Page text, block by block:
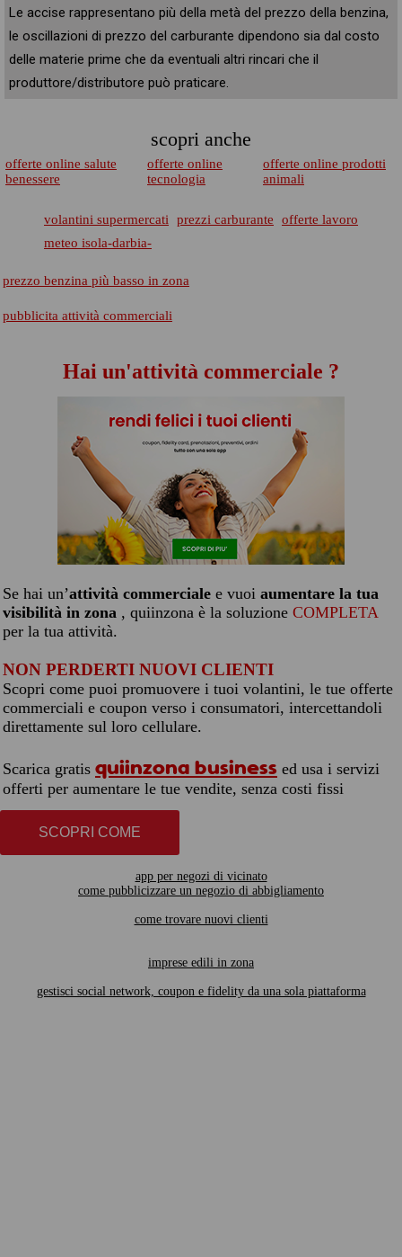
Le accise rappresentano più della metà del prezzo della benzina,
le oscillazioni di prezzo del carburante dipendono sia dal costo
delle materie prime che da eventuali altri rincari che il
produttore/distributore può praticare.
scopri anche
offerte online salute
benessere
offerte online
tecnologia
offerte online prodotti
animali
volantini supermercati prezzi carburante
offerte lavoro
meteo isola-darbia-
prezzo benzina più basso in zona
pubblicita attività commerciali
Hai un'attività commerciale ?
Se hai un’attività commerciale e vuoi aumentare la tua
visibilità in zona , quiinzona è la soluzione COMPLETA
per la tua attività.
NON PERDERTI NUOVI CLIENTI
Scopri come puoi promuovere i tuoi volantini, le tue offerte
commerciali e coupon verso i consumatori, intercettandoli
direttamente sul loro cellulare.
Scarica gratis quiinzona business ed usa i servizi
offerti per aumentare le tue vendite, senza costi fissi
SCOPRI COME
app per negozi di vicinato
come pubblicizzare un negozio di abbigliamento
come trovare nuovi clienti
imprese edili in zona
gestisci social network, coupon e fidelity da una sola piattaforma